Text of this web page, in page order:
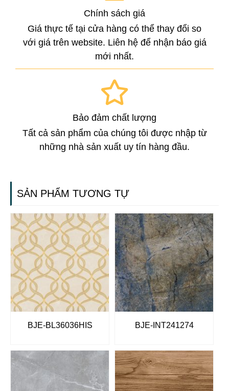
Chính sách giá
Giá thực tế tại cửa hàng có thể thay đổi so
với giá trên website. Liên hệ để nhận báo giá
mới nhất.
Bảo đảm chất lượng
Tất cả sản phẩm của chúng tôi được nhập từ
những nhà sản xuất uy tín hàng đầu.
SẢN PHẨM TƯƠNG TỰ
BJE-BL36036HIS BJE-INT241274